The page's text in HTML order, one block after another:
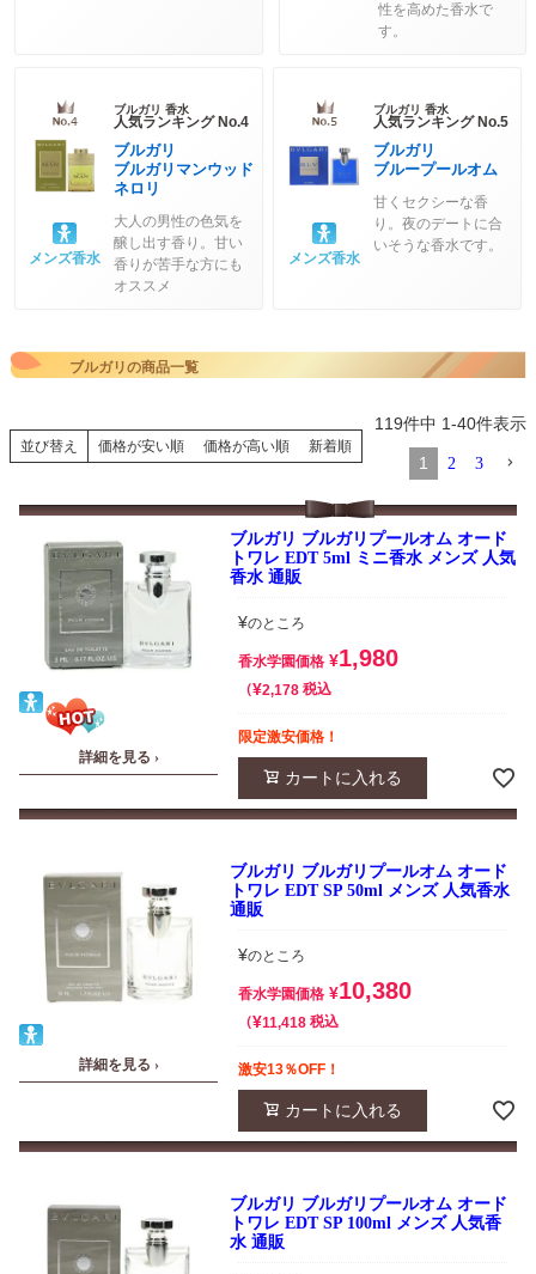
性を高めた香水で
す。
メンズ香水
ブルガリ 香水
人気ランキング No.4
ブルガリ
ブルガリマンウッド
ネロリ
大人の男性の色気を
醸し出す香り。甘い
香りが苦手な方にも
オススメ
メンズ香水
ブルガリ 香水
人気ランキング No.5
ブルガリ
ブループールオム
甘くセクシーな香
り。夜のデートに合
いそうな香水です。
ブルガリの商品一覧
並び替え 価格が安い順 価格が高い順 新着順
119件中 1-40件表示
1 2 3
詳細を見る ›
ブルガリ ブルガリプールオム オード
トワレ EDT 5ml ミニ香水 メンズ 人気
香水 通販
¥のところ
香水学園価格 ¥1,980
¥2,178 税込
限定激安価格！
カートに入れる
詳細を見る ›
ブルガリ ブルガリプールオム オード
トワレ EDT SP 50ml メンズ 人気香水
通販
¥のところ
香水学園価格 ¥10,380
¥11,418 税込
激安13％OFF！
カートに入れる
ブルガリ ブルガリプールオム オード
トワレ EDT SP 100ml メンズ 人気香
水 通販